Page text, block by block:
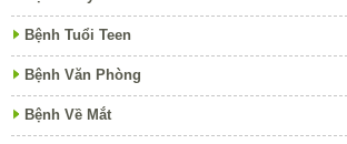
Bệnh Tuổi Teen
Bệnh Văn Phòng
Bệnh Về Mắt